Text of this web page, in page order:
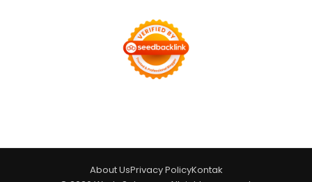
About UsPrivacy PolicyKontak